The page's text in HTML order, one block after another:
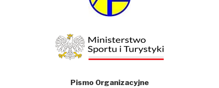
Pismo Organizacyjne